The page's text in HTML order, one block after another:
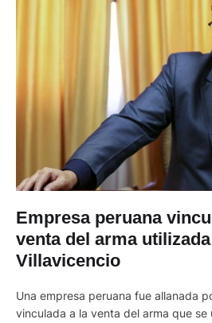
Empresa peruana
venta del arma
Villavicencio
Una empresa peruana fue allanada
vinculada a la venta del arma que se